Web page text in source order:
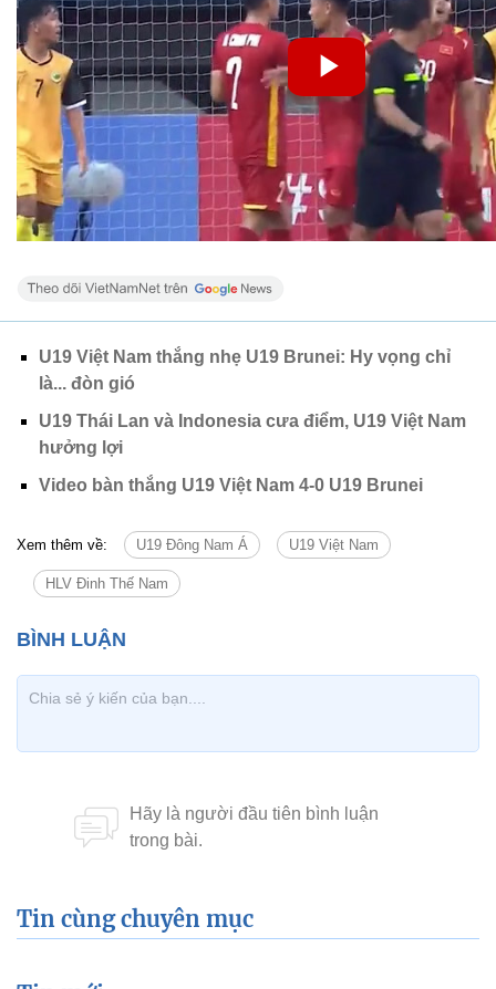
U19 Việt Nam thắng nhẹ U19 Brunei: Hy vọng chỉ
là... đòn gió
U19 Thái Lan và Indonesia cưa điểm, U19 Việt Nam
hưởng lợi
Video bàn thắng U19 Việt Nam 4-0 U19 Brunei
Xem thêm về: U19 Đông Nam Á U19 Việt Nam
HLV Đinh Thế Nam
Tin cùng chuyên mục